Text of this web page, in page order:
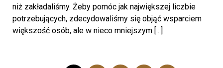
niż zakładaliśmy. Żeby pomóc jak największej liczbie
potrzebujących, zdecydowaliśmy się objąć wsparciem
większość osób, ale w nieco mniejszym [...]